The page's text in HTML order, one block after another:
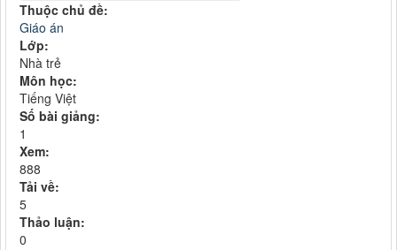
Thuộc chủ đề:
Giáo án
Lớp:
Nhà trẻ
Môn học:
Tiếng Việt
Số bài giảng:
1
Xem:
888
Tải về:
5
Thảo luận:
0